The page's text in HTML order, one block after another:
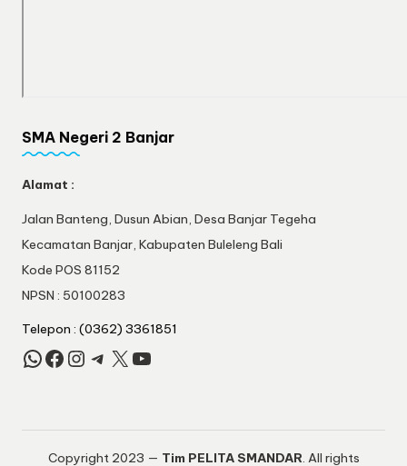
SMA Negeri 2 Banjar
Alamat :
Jalan Banteng, Dusun Abian, Desa Banjar Tegeha
Kecamatan Banjar, Kabupaten Buleleng Bali
Kode POS 81152
NPSN : 50100283
Telepon : (0362) 3361851
WhatsApp
Facebook
Instagram
Telegram
X YouTube
Copyright 2023 — Tim PELITA SMANDAR. All rights